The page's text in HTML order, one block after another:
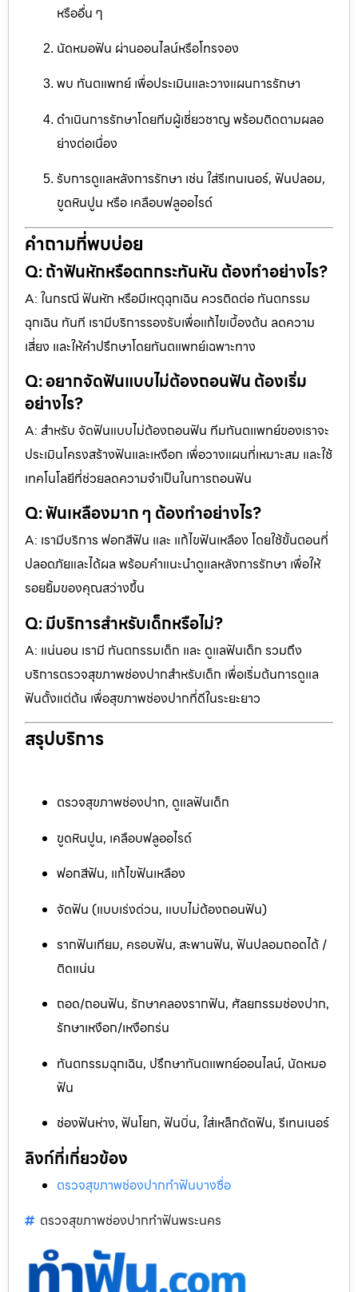
หรืออื่น ๆ
นัดหมอฟัน ผ่านออนไลน์หรือโทรจอง
พบ ทันตแพทย์ เพื่อประเมินและวางแผนการรักษา
ดำเนินการรักษาโดยทีมผู้เชี่ยวชาญ พร้อมติดตามผลอ
ย่างต่อเนื่อง
รับการดูแลหลังการรักษา เช่น ใส่รีเทนเนอร์, ฟันปลอม,
ขูดหินปูน หรือ เคลือบฟลูออไรด์
คำถามที่พบบ่อย
Q: ถ้าฟันหักหรือตกกระทันหัน ต้องทำอย่างไร?
A: ในกรณี ฟันหัก หรือมีเหตุฉุกเฉิน ควรติดต่อ ทันตกรรม
ฉุกเฉิน ทันที เรามีบริการรองรับเพื่อแก้ไขเบื้องต้น ลดความ
เสี่ยง และให้คำปรึกษาโดยทันตแพทย์เฉพาะทาง
Q: อยากจัดฟันแบบไม่ต้องถอนฟัน ต้องเริ่ม
อย่างไร?
A: สำหรับ จัดฟันแบบไม่ต้องถอนฟัน ทีมทันตแพทย์ของเราจะ
ประเมินโครงสร้างฟันและเหงือก เพื่อวางแผนที่เหมาะสม และใช้
เทคโนโลยีที่ช่วยลดความจำเป็นในการถอนฟัน
Q: ฟันเหลืองมาก ๆ ต้องทำอย่างไร?
A: เรามีบริการ ฟอกสีฟัน และ แก้ไขฟันเหลือง โดยใช้ขั้นตอนที่
ปลอดภัยและได้ผล พร้อมคำแนะนำดูแลหลังการรักษา เพื่อให้
รอยยิ้มของคุณสว่างขึ้น
Q: มีบริการสำหรับเด็กหรือไม่?
A: แน่นอน เรามี ทันตกรรมเด็ก และ ดูแลฟันเด็ก รวมถึง
บริการตรวจสุขภาพช่องปากสำหรับเด็ก เพื่อเริ่มต้นการดูแล
ฟันตั้งแต่ต้น เพื่อสุขภาพช่องปากที่ดีในระยะยาว
สรุปบริการ
ตรวจสุขภาพช่องปาก, ดูแลฟันเด็ก
ขูดหินปูน, เคลือบฟลูออไรด์
ฟอกสีฟัน, แก้ไขฟันเหลือง
จัดฟัน (แบบเร่งด่วน, แบบไม่ต้องถอนฟัน)
รากฟันเทียม, ครอบฟัน, สะพานฟัน, ฟันปลอมถอดได้ /
ติดแน่น
ถอด/ถอนฟัน, รักษาคลองรากฟัน, ศัลยกรรมช่องปาก,
รักษาเหงือก/เหงือกร่น
ทันตกรรมฉุกเฉิน, ปรึกษาทันตแพทย์ออนไลน์, นัดหมอ
ฟัน
ช่องฟันห่าง, ฟันโยก, ฟันบิ่น, ใส่เหล็กดัดฟัน, รีเทนเนอร์
ลิงก์ที่เกี่ยวข้อง
ตรวจสุขภาพช่องปากทำฟันบางซื่อ
ตรวจสุขภาพช่องปากทำฟันพระนคร